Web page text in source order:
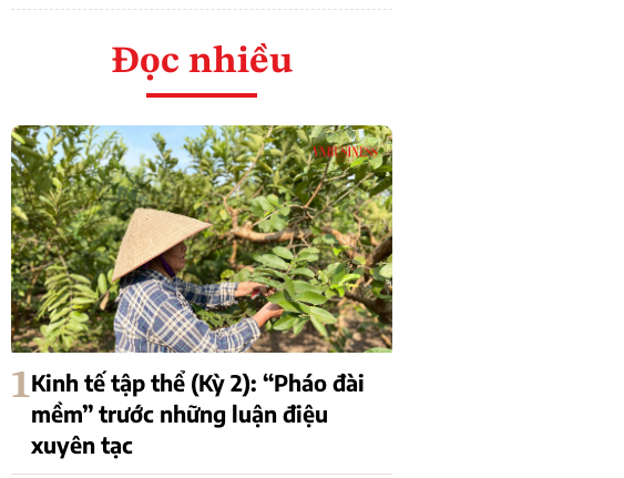
Đọc nhiều
1Kinh tế tập thể (Kỳ 2): “Pháo đài
mềm” trước những luận điệu
xuyên tạc